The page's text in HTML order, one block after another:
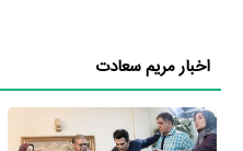
فیلم الو الو من جوجو‌ام!،فیلم کارآگاه
موش‌هابه ایفای نقش پرداخته و در 20 اثر در تلویزیون با نام‌های
اخبار مریم سعادت